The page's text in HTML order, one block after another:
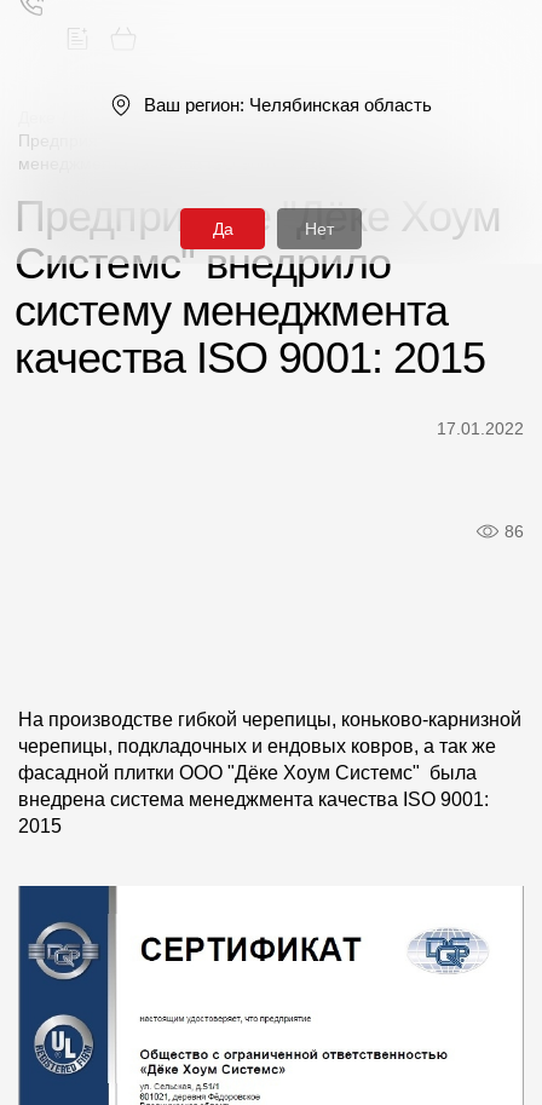
Поиск
Продукция
Пленки и мембраны
Мягкая кровля
Однослойная черепица
Ламинированная черепица
Комплектующие к кровле
Кровельная вентиляция
Водостоки
Пластиковые водосточные системы
Новости
/
Предприятие "Дёке Хоум Системс" внедрило систему
менеджмента качества ISO 9001: 2015
Предприятие "Дёке Хоум
Системс" внедрило
систему менеджмента
качества ISO 9001: 2015
17.01.2022
86
На производстве гибкой черепицы, коньково-карнизной
черепицы, подкладочных и ендовых ковров, а так же
фасадной плитки ООО "Дёке Хоум Системс" была
внедрена система менеджмента качества ISO 9001:
2015
Ваш регион: Челябинская область
Да Нет